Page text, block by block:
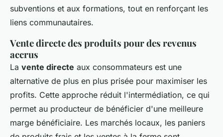
subventions et aux formations, tout en renforçant les
liens communautaires.
Vente directe des produits pour des revenus
accrus
La vente directe aux consommateurs est une
alternative de plus en plus prisée pour maximiser les
profits. Cette approche réduit l'intermédiation, ce qui
permet au producteur de bénéficier d'une meilleure
marge bénéficiaire. Les marchés locaux, les paniers